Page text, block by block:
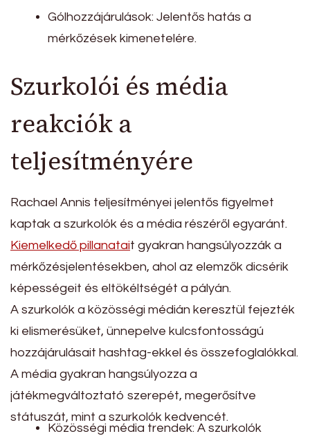
Gólhozzájárulások: Jelentős hatás a
mérkőzések kimenetelére.
Szurkolói és média
reakciók a
teljesítményére
Rachael Annis teljesítményei jelentős figyelmet
kaptak a szurkolók és a média részéről egyaránt.
Kiemelkedő pillanatait gyakran hangsúlyozzák a
mérkőzésjelentésekben, ahol az elemzők dicsérik
képességeit és eltökéltségét a pályán.
A szurkolók a közösségi médián keresztül fejezték
ki elismerésüket, ünnepelve kulcsfontosságú
hozzájárulásait hashtag-ekkel és összefoglalókkal.
A média gyakran hangsúlyozza a
játékmegváltoztató szerepét, megerősítve
státuszát, mint a szurkolók kedvencét.
Közösségi média trendek: A szurkolók